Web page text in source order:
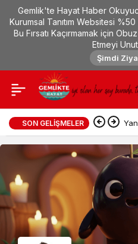
Gemlik'te Hayat Haber
Kurumsal Tanıtım Websitesi
Bu Fırsatı Kaçırmamak için
Etmeyi
Şimdi
SON GELIŞMELER